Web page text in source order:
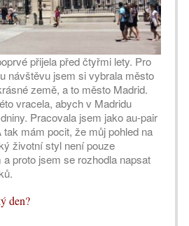
přijela před čtyřmi lety. Pro
návštěvu jsem si vybrala město
země, a to město Madrid.
vracela, abych v Madridu
Pracovala jsem jako au-pair
tak mám pocit, že můj pohled na
životní styl není pouze
proto jsem se rozhodla napsat
den?